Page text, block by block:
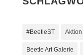
#BeetleST Aktion
Beetle Art Galerie